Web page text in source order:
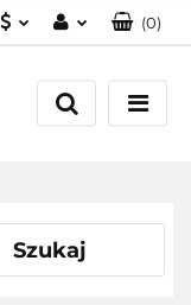
Zaloguj się
Załóż konto
(0)
Szukaj